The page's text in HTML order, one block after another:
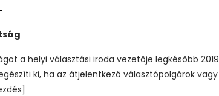
a helyi választási iroda vezetője legkésőbb
ki, ha az átjelentkező választópolgárok